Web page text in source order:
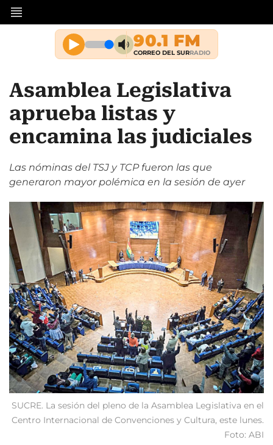
Asamblea Legislativa
aprueba listas y
encamina las judiciales
Las nóminas del TSJ y TCP fueron las que
generaron mayor polémica en la sesión de ayer
SUCRE. La sesión del pleno de la Asamblea Legislativa en el
Centro Internacional de Convenciones y Cultura, este lunes.
Foto: ABI